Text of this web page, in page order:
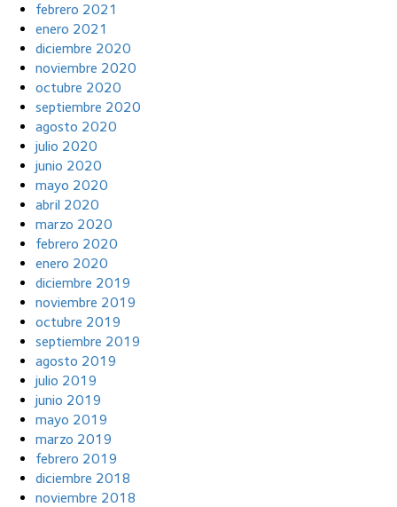
febrero 2021
enero 2021
diciembre 2020
noviembre 2020
octubre 2020
septiembre 2020
agosto 2020
julio 2020
junio 2020
mayo 2020
abril 2020
marzo 2020
febrero 2020
enero 2020
diciembre 2019
noviembre 2019
octubre 2019
septiembre 2019
agosto 2019
julio 2019
junio 2019
mayo 2019
marzo 2019
febrero 2019
diciembre 2018
noviembre 2018